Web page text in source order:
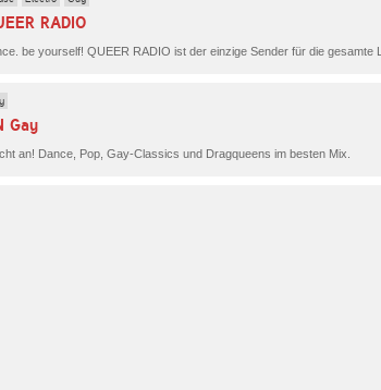
RADIO
Gay
an! Dance, Pop, Gay-Classics und Dragqueens im besten Mix.